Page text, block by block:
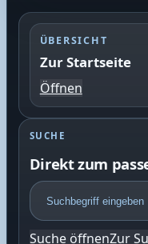
ÜBERSICHT
Zur Startseite
Öffnen
SUCHE
Direkt zum
F
o
o
Suche öffnenZur